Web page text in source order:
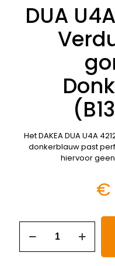
DUA
Het DAKEA DUA U4A
donkerblauw past
hiervoor
€